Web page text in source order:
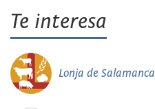
Te interesa
Lonja de Salamanca